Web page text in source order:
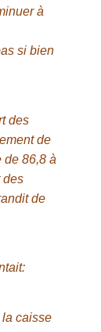
à
si bien
des
de
de 86,8 à
des
de
la caisse